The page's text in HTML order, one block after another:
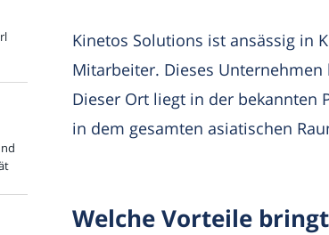
Kinetos Solutions ist ansässig in
Mitarbeiter. Dieses
Dieser Ort liegt in der bekannten
in dem gesamten asiatischen
Welche Vorteile